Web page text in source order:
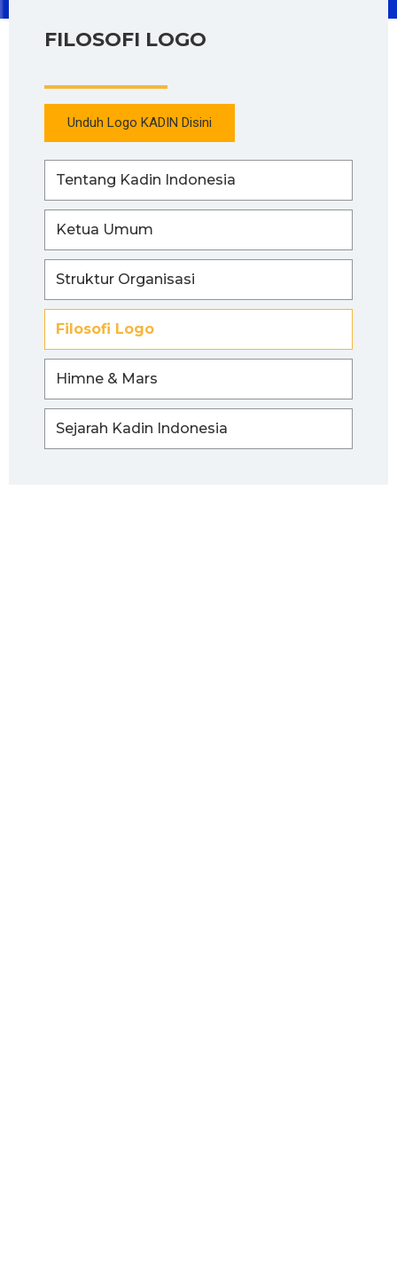
FILOSOFI LOGO
Unduh Logo KADIN Disini
Tentang Kadin Indonesia
Ketua Umum
Struktur Organisasi
Filosofi Logo
Himne & Mars
Sejarah Kadin Indonesia